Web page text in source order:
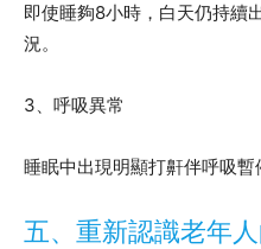
即使睡夠8小時，白天仍持續
況。
3、呼吸異常
睡眠中出現明顯打鼾伴呼吸暫
五、重新認識老年